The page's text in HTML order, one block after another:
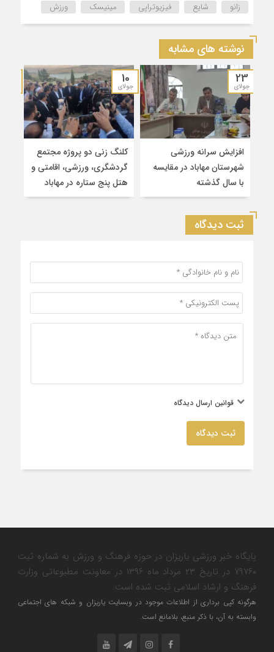
زانو
شایع فیزیوتراپی مینیسک‌ ورزش
نوشته های مشابه
23
جولای
افزایش سرانه ورزشی
شهرستان مهاباد در مقایسه
با سال گذشته
10
جولای
کلنگ زنی دو پروژه مجتمع
گردشگری، ورزشی، اقامتی و
هتل پنج ستاره در مهاباد
ثبت دیدگاه
قوانین ارسال دیدگاه
ثبت دیدگاه
پایگاه خبر ورزشی یاریزان در حوزه فرهنگ و ورزش به شماره ثبت
۷۹۷۶۰ در تاریخ ۲۳ مرداد ماه ۱۳۹۶ در معاونت مطبوعاتی وزارت
فرهنگ و ارشاد اسلامی ثبت شده است.
هرگونه کپی برداری از اطلاعات موجود در وبسایت یاریزان و شبکه های اجتماعی
وابسته به آن، با ذکر منبع، بلامانع است.